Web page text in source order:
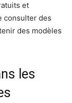
et
consulter des
des modèles
les